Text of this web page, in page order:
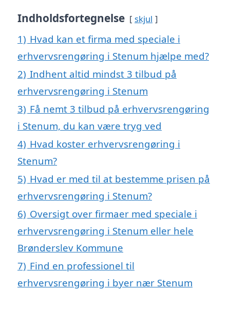
Indholdsfortegnelse skjul
1) Hvad kan et firma med speciale i
erhvervsrengøring i Stenum hjælpe med?
2) Indhent altid mindst 3 tilbud på
erhvervsrengøring i Stenum
3) Få nemt 3 tilbud på erhvervsrengøring
i Stenum, du kan være tryg ved
4) Hvad koster erhvervsrengøring i
Stenum?
5) Hvad er med til at bestemme prisen på
erhvervsrengøring i Stenum?
6) Oversigt over firmaer med speciale i
erhvervsrengøring i Stenum eller hele
Brønderslev Kommune
7) Find en professionel til
erhvervsrengøring i byer nær Stenum